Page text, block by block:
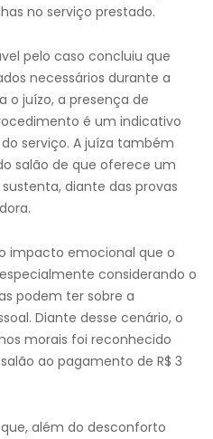
no serviço prestado.
pelo caso concluiu que
necessários durante a
o juízo, a presença de
é um indicativo
serviço. A juíza também
salão de que oferece um
diante das provas
impacto emocional que o
considerando o
podem ter sobre a
Diante desse cenário, o
morais foi reconhecido
ao pagamento de R$ 3
além do desconforto